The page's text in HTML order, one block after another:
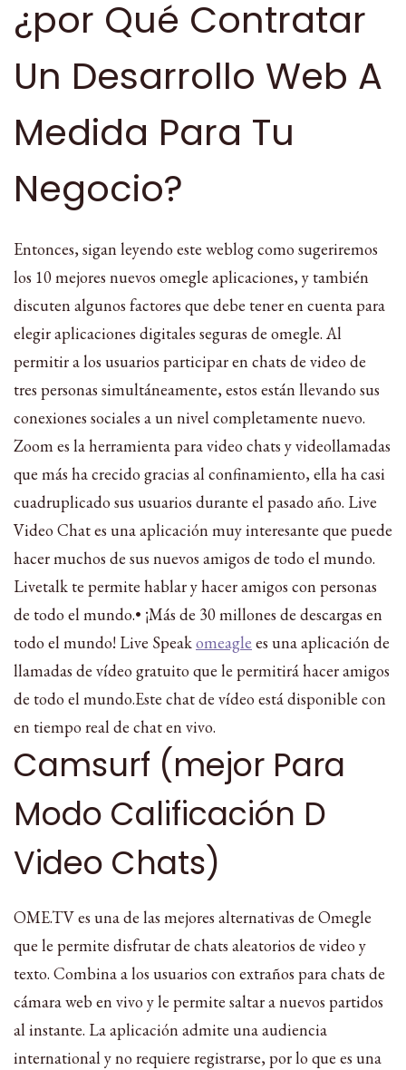
¿por Qué Contratar
Un Desarrollo Web A
Medida Para Tu
Negocio?
Entonces, sigan leyendo este weblog como sugeriremos
los 10 mejores nuevos omegle aplicaciones, y también
discuten algunos factores que debe tener en cuenta para
elegir aplicaciones digitales seguras de omegle. Al
permitir a los usuarios participar en chats de video de
tres personas simultáneamente, estos están llevando sus
conexiones sociales a un nivel completamente nuevo.
Zoom es la herramienta para video chats y videollamadas
que más ha crecido gracias al confinamiento, ella ha casi
cuadruplicado sus usuarios durante el pasado año. Live
Video Chat es una aplicación muy interesante que puede
hacer muchos de sus nuevos amigos de todo el mundo.
Livetalk te permite hablar y hacer amigos con personas
de todo el mundo.• ¡Más de 30 millones de descargas en
todo el mundo! Live Speakomeagle es una aplicación de
llamadas de vídeo gratuito que le permitirá hacer amigos
de todo el mundo.Este chat de vídeo está disponible con
en tiempo real de chat en vivo.
Camsurf (mejor Para
Modo Calificación D
Video Chats)
OME.TV es una de las mejores alternativas de Omegle
que le permite disfrutar de chats aleatorios de video y
texto. Combina a los usuarios con extraños para chats de
cámara web en vivo y le permite saltar a nuevos partidos
al instante. La aplicación admite una audiencia
international y no requiere registrarse, por lo que es una